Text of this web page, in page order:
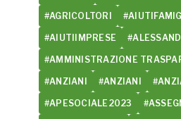
#AGRICOLTORI
#AIUTIIMPRESE
#AMMINISTRAZIONE
#ANZIANI #ANZIANI
#APESOCIALE2023